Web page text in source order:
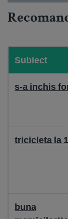
Subiect
s-a inchis
tricicleta la
buna